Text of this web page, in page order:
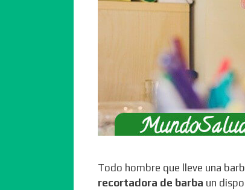
Todo hombre que lleve una
recortadora de barba un